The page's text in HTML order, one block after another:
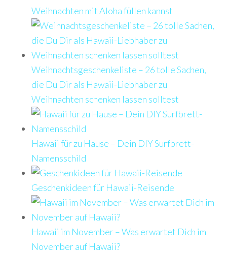
Weihnachten mit Aloha füllen kannst
Weihnachtsgeschenkeliste – 26 tolle Sachen,
die Du Dir als Hawaii-Liebhaber zu
Weihnachten schenken lassen solltest
Hawaii für zu Hause – Dein DIY Surfbrett-
Namensschild
Geschenkideen für Hawaii-Reisende
Hawaii im November – Was erwartet Dich im
November auf Hawaii?